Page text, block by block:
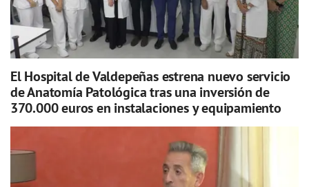
El Hospital de Valdepeñas estrena nuevo servicio
de Anatomía Patológica tras una inversión de
370.000 euros en instalaciones y equipamiento